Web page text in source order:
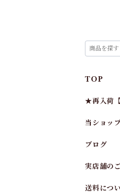
TOP
★再入荷
当ショッ
ブログ
実店舗の
送料につ